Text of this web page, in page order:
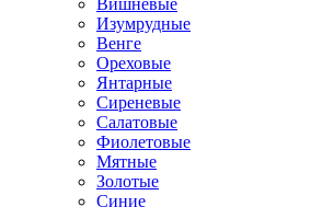
Вишневые
Изумрудные
Венге
Ореховые
Янтарные
Сиреневые
Салатовые
Фиолетовые
Мятные
Золотые
Синие